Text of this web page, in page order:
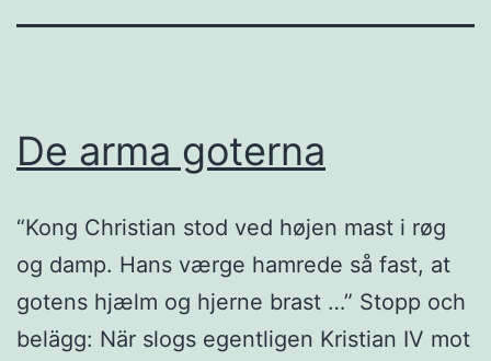
De arma goterna
“Kong Christian stod ved højen mast i røg
og damp. Hans værge hamrede så fast, at
gotens hjælm og hjerne brast …” Stopp och
belägg: När slogs egentligen Kristian IV mot